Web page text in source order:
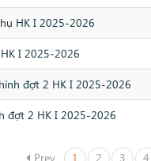
HK I 2025-2026
I 2025-2026
đợt 2 HK I 2025-2026
đợt 2 HK I 2025-2026
Prev 1 2 3 4